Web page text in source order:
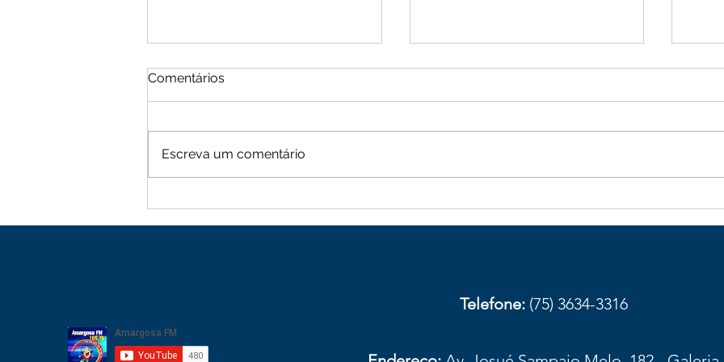
Comentários
Escreva um comentário
Telefone: (75) 3634-3316